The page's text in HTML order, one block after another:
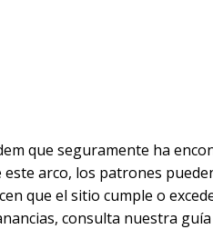
que seguramente ha
arco, los patrones
que el sitio cumple o
consulta nuestra